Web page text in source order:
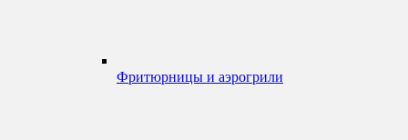
Фритюрницы и аэрогрили